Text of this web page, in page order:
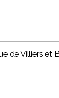
de Villiers et